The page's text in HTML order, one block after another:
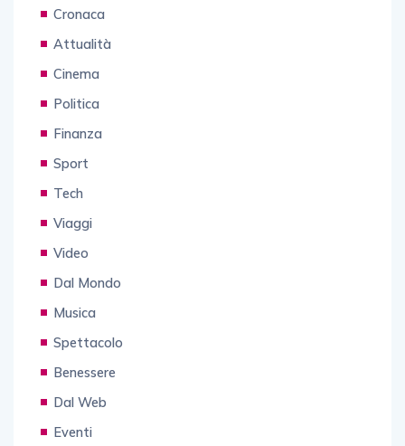
Cronaca
Attualità
Cinema
Politica
Finanza
Sport
Tech
Viaggi
Video
Dal Mondo
Musica
Spettacolo
Benessere
Dal Web
Eventi